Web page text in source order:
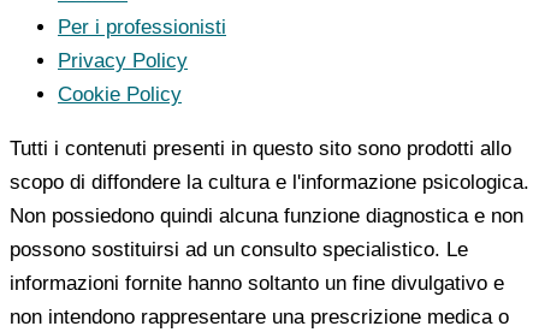
Per i professionisti
Privacy Policy
Cookie Policy
Tutti i contenuti presenti in questo sito sono prodotti allo
scopo di diffondere la cultura e l'informazione psicologica.
Non possiedono quindi alcuna funzione diagnostica e non
possono sostituirsi ad un consulto specialistico. Le
informazioni fornite hanno soltanto un fine divulgativo e
non intendono rappresentare una prescrizione medica o